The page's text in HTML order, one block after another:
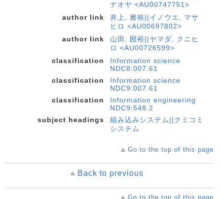
ナオヤ <AU00747751>
author link
井上, 雅裕||イノウエ, マサ
ヒロ <AU00697802>
author link
山田, 圀裕||ヤマダ, クニヒ
ロ <AU00726599>
classification
Information science
NDC8:007.61
classification
Information science
NDC9:007.61
classification
Information engineering
NDC9:548.2
subject headings
組み込みシステム||クミコミ
システム
Go to the top of this page
Back to previous
Go to the top of this page